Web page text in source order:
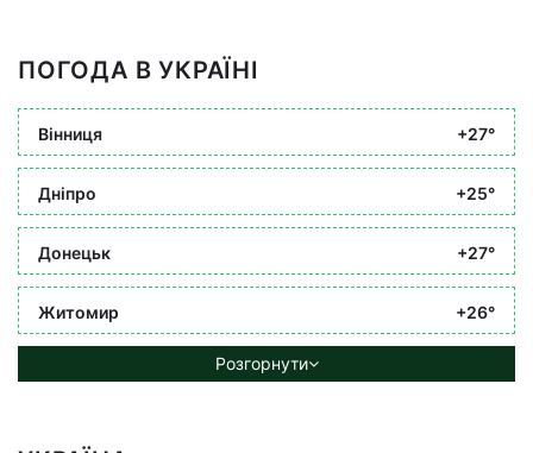
ПОГОДА В УКРАЇНІ
Вінниця +27°
Дніпро +25°
Донецьк +27°
Житомир +26°
Розгорнути